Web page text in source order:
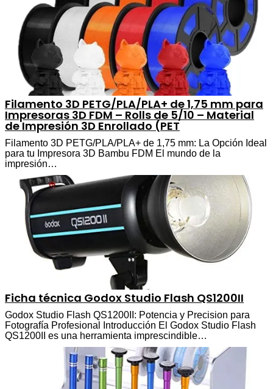
Filamento 3D PETG/PLA/PLA+ de 1,75 mm para
Impresoras 3D FDM – Rolls de 5/10 – Material
de Impresión 3D Enrollado (PET
Filamento 3D PETG/PLA/PLA+ de 1,75 mm: La Opción Ideal
para tu Impresora 3D Bambu FDM El mundo de la
impresión…
Ficha técnica Godox Studio Flash QS1200II
Godox Studio Flash QS1200II: Potencia y Precision para
Fotografía Profesional Introducción El Godox Studio Flash
QS1200II es una herramienta imprescindible…